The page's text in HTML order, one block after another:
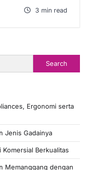
3 min read
Search
Ergonomi serta
Jenis Gadainya
Berkualitas
Memanggang dengan